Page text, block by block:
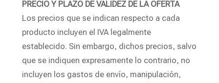
PRECIO Y PLAZO DE VALIDEZ DE LA OFERTA
Los precios que se indican respecto a cada
producto incluyen el IVA legalmente
establecido. Sin embargo, dichos precios, salvo
que se indiquen expresamente lo contrario, no
incluyen los gastos de envío, manipulación,